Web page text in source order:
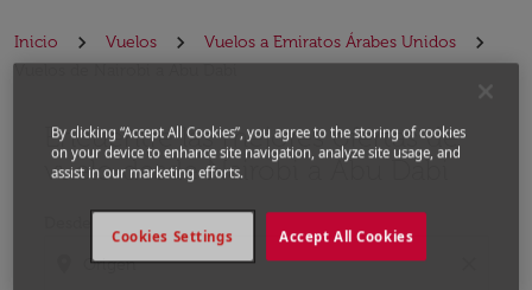
Inicio Vuelos
Vuelos a Emiratos Árabes Unidos
Vuelos de Nairobi a Abu Dabi
Encuentre las mejores ofertas de
vuelo desde Nairobi a Abu Dabi
Por favor, intente actualizar su ruta (origen y / o
By clicking “Accept All Cookies”, you agree to the storing of cookies
on your device to enhance site navigation, analyze site usage, and
assist in our marketing efforts.
Accept All Cookies
Cookies Settings